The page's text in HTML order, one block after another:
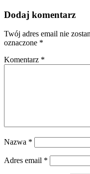
Dodaj komentarz
Twój adres email nie
oznaczone *
Komentarz *
Nazwa *
Adres email *